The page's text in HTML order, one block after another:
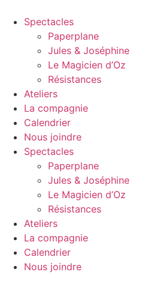
Spectacles
Paperplane
Jules & Joséphine
Le Magicien d’Oz
Résistances
Ateliers
La compagnie
Calendrier
Nous joindre
Spectacles
Paperplane
Jules & Joséphine
Le Magicien d’Oz
Résistances
Ateliers
La compagnie
Calendrier
Nous joindre